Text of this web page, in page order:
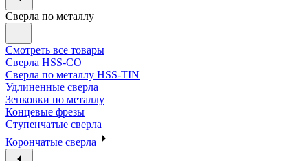
Сверла по металлу
Смотреть все товары
Сверла HSS-CO
Сверла по металлу HSS-TIN
Удлиненные сверла
Зенковки по металлу
Концевые фрезы
Ступенчатые сверла
Корончатые сверла